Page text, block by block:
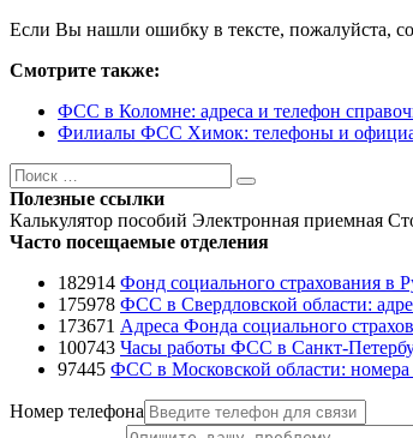
Если Вы нашли ошибку в тексте, пожалуйста,
Смотрите также:
ФСС в Коломне: адреса и телефон
Филиалы ФСС Химок: телефоны и
Поиск
Поиск
Полезные ссылки
Калькулятор пособий Электронная приемная
Часто посещаемые отделения
182914 Фонд социального страхования в
175978 ФСС в Свердловской области:
173671 Адреса Фонда социального
100743 Часы работы ФСС в Санкт-
97445 ФСС в Московской области: номера
Номер телефона